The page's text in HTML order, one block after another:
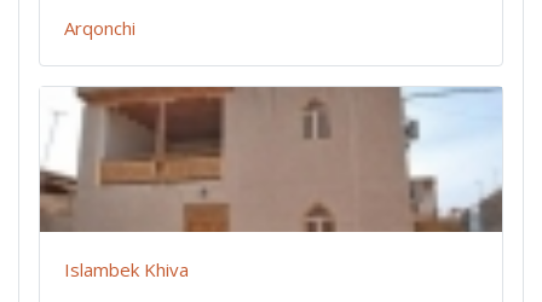
Arqonchi
Islambek Khiva